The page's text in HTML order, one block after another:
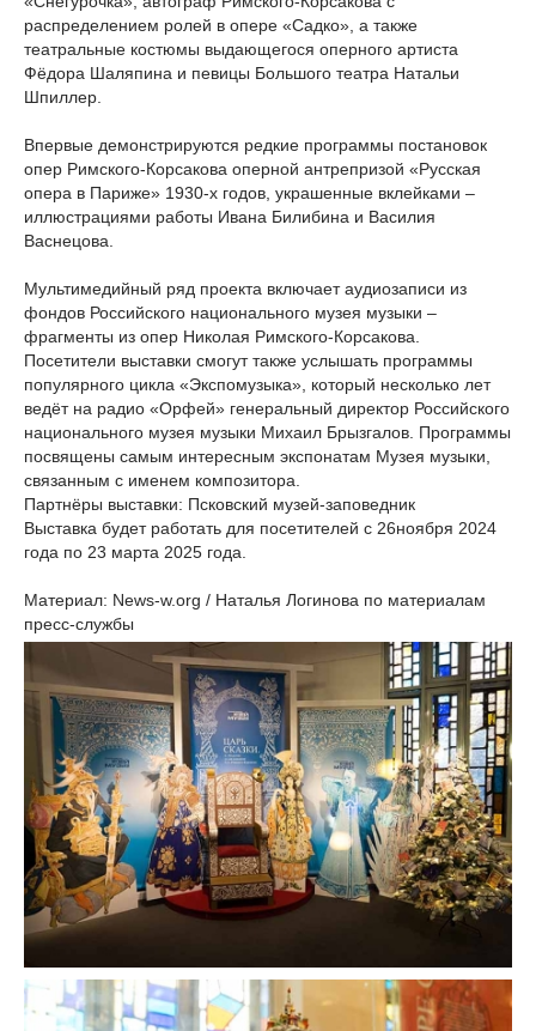
распределением ролей в опере «Садко», а также
театральные костюмы выдающегося оперного артиста
Фёдора Шаляпина и певицы Большого театра Натальи
Шпиллер.
Впервые демонстрируются редкие программы постановок
опер Римского-Корсакова оперной антрепризой «Русская
опера в Париже» 1930-х годов, украшенные вклейками –
иллюстрациями работы Ивана Билибина и Василия
Васнецова.
Мультимедийный ряд проекта включает аудиозаписи из
фондов Российского национального музея музыки –
фрагменты из опер Николая Римского-Корсакова.
Посетители выставки смогут также услышать программы
популярного цикла «Экспомузыка», который несколько лет
ведёт на радио «Орфей» генеральный директор Российского
национального музея музыки Михаил Брызгалов. Программы
посвящены самым интересным экспонатам Музея музыки,
связанным с именем композитора.
Партнёры выставки: Псковский музей-заповедник
Выставка будет работать для посетителей с 26ноября 2024
года по 23 марта 2025 года.
Материал: News-w.org / Наталья Логинова по материалам
пресс-службы